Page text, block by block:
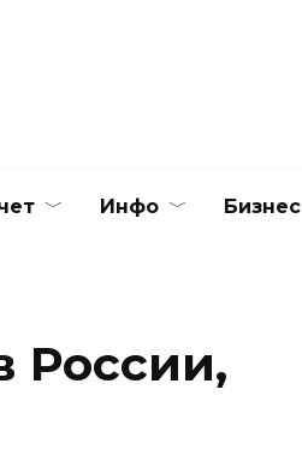
Инфо Бизнес
России,